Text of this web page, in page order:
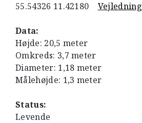
55.54326 11.42180 Vejledning
Data:
Højde: 20,5 meter
Omkreds: 3,7 meter
Diameter: 1,18 meter
Målehøjde: 1,3 meter
Status:
Levende